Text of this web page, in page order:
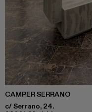
CAMPER SERRANO
c/ Serrano, 24.